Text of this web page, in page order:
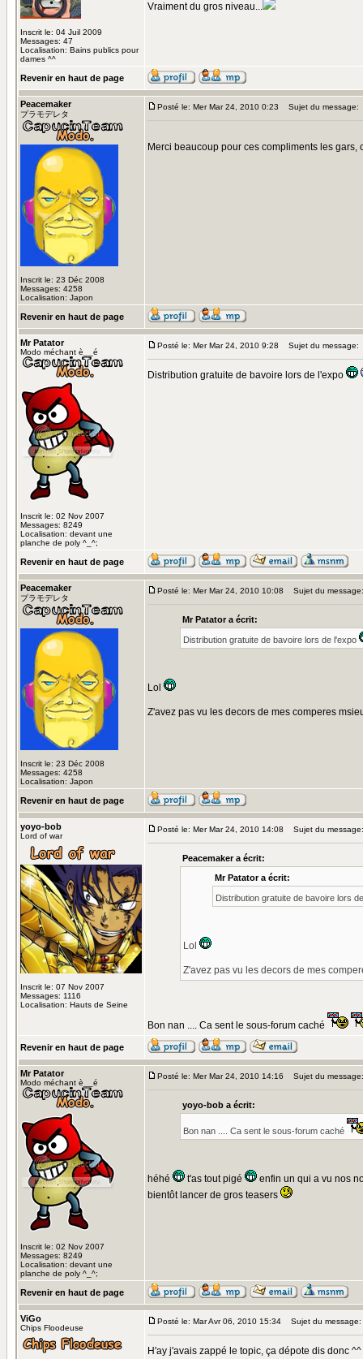
Inscrit le: 04 Juil 2009
Messages: 47
Localisation: Bains publics pour
dames ^^
Vraiment du gros niveau...
Revenir en haut de page
Peacemaker
プラモデレタ
Inscrit le: 23 Déc 2008
Messages: 4258
Localisation: Japon
Posté le: Mer Mar 24, 2010 0:23 Sujet du message:
Merci beaucoup pour ces compliments les gars,
Revenir en haut de page
Mr Patator
Modo méchant è__é
Inscrit le: 02 Nov 2007
Messages: 8249
Localisation: devant une
planche de poly ^_^;
Posté le: Mer Mar 24, 2010 9:28 Sujet du message:
Distribution gratuite de bavoire lors de l'expo
Revenir en haut de page
Peacemaker
プラモデレタ
Inscrit le: 23 Déc 2008
Messages: 4258
Localisation: Japon
Posté le: Mer Mar 24, 2010 10:08 Sujet du message:
Mr Patator a écrit:
Distribution gratuite de bavoire lors de l'expo
Lol
Z'avez pas vu les decors de mes comperes
Revenir en haut de page
yoyo-bob
Lord of war
Inscrit le: 07 Nov 2007
Messages: 1116
Localisation: Hauts de Seine
Posté le: Mer Mar 24, 2010 14:08 Sujet du message:
Peacemaker a écrit:
Mr Patator a écrit:
Distribution gratuite de bavoire lors
Lol
Z'avez pas vu les decors de mes
Bon nan .... Ca sent le sous-forum caché
Revenir en haut de page
Mr Patator
Modo méchant è__é
Inscrit le: 02 Nov 2007
Messages: 8249
Localisation: devant une
planche de poly ^_^;
Posté le: Mer Mar 24, 2010 14:16 Sujet du message:
yoyo-bob a écrit:
Bon nan .... Ca sent le sous-forum caché
héhé t'as tout pigé
enfin un qui a vu nos
bientôt lancer de gros teasers
Revenir en haut de page
ViGo
Chips Floodeuse
Posté le: Mar Avr 06, 2010 15:34 Sujet du message:
H'ay j'avais zappé le topic, ça dépote dis donc